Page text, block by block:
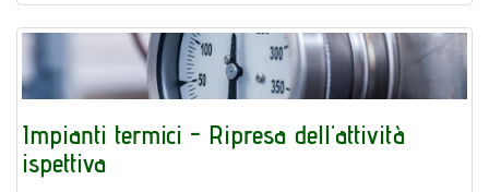
Impianti termici - Ripresa dell'attività
ispettiva